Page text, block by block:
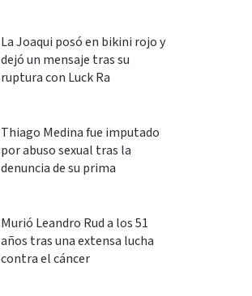
La Joaqui posó en bikini rojo y
dejó un mensaje tras su
ruptura con Luck Ra
Thiago Medina fue imputado
por abuso sexual tras la
denuncia de su prima
Murió Leandro Rud a los 51
años tras una extensa lucha
contra el cáncer